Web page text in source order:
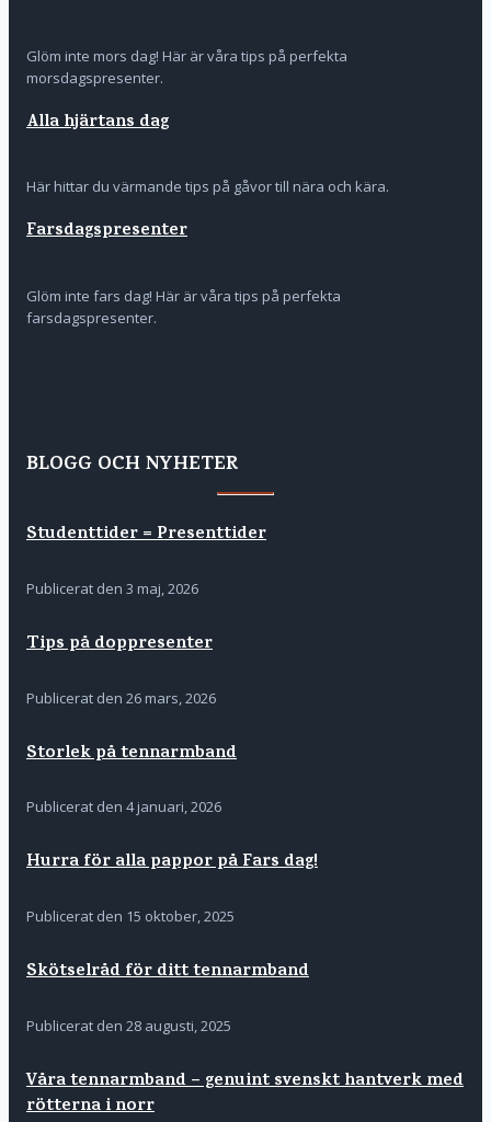
Glöm inte mors dag! Här är våra tips på perfekta
morsdagspresenter.
Alla hjärtans dag
Här hittar du värmande tips på gåvor till nära och kära.
Farsdagspresenter
Glöm inte fars dag! Här är våra tips på perfekta
farsdagspresenter.
BLOGG OCH NYHETER
Studenttider = Presenttider
Publicerat den 3 maj, 2026
Tips på doppresenter
Publicerat den 26 mars, 2026
Storlek på tennarmband
Publicerat den 4 januari, 2026
Hurra för alla pappor på Fars dag!
Publicerat den 15 oktober, 2025
Skötselråd för ditt tennarmband
Publicerat den 28 augusti, 2025
Våra tennarmband – genuint svenskt hantverk med
rötterna i norr